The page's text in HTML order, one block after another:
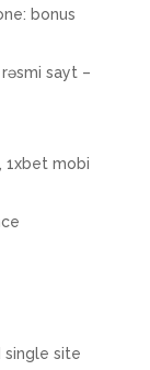
bonus
sayt –
1xbet mobi
single site